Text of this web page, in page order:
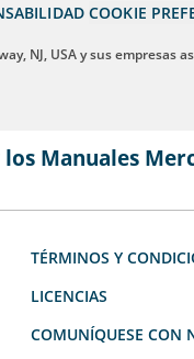
COOKIE
NJ, USA y sus empresas
Manuales
TÉRMINOS Y
LICENCIAS
COMUNÍQUESE CON